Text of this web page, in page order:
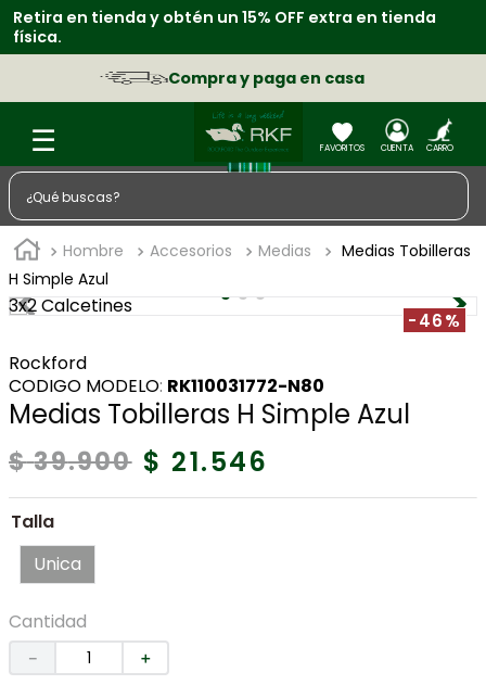
Retira en tienda y obtén un 15% OFF extra en tienda
física.
Compra y paga en casa
¿Qué buscas?
Hombre Accesorios Medias
Medias Tobilleras
H Simple Azul
-46%
3x2 Calcetines
Rockford
: RK110031772-N80
Medias Tobilleras H Simple Azul
$ 39.900 $ 21.546
Talla
Unica
Cantidad
＋
－
TÉRMINOS MÁS BUSCADOS
1.
zapatos
2.
chaquetas
4.
camisa
5.
medias
6.
morral
7.
tenis
8.
botas
9.
tarjetero
10. lino